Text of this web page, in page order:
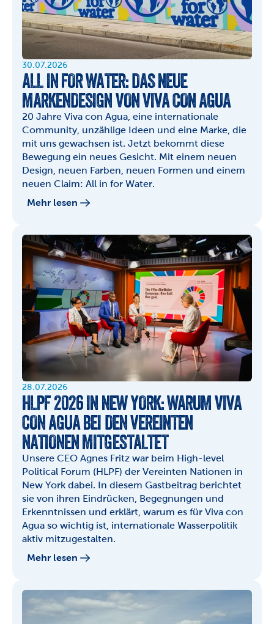
30.07.2026
ALL IN FOR WATER: DAS NEUE
MARKENDESIGN VON VIVA CON AGUA
20 Jahre Viva con Agua, eine internationale
Community, unzählige Ideen und eine Marke, die
mit uns gewachsen ist. Jetzt bekommt diese
Bewegung ein neues Gesicht. Mit einem neuen
Design, neuen Farben, neuen Formen und einem
neuen Claim: All in for Water.
Mehr lesen
28.07.2026
HLPF 2026 IN NEW YORK: WARUM VIVA
CON AGUA BEI DEN VEREINTEN
NATIONEN MITGESTALTET
Unsere CEO Agnes Fritz war beim High-level
Political Forum (HLPF) der Vereinten Nationen in
New York dabei. In diesem Gastbeitrag berichtet
sie von ihren Eindrücken, Begegnungen und
Erkenntnissen und erklärt, warum es für Viva con
Agua so wichtig ist, internationale Wasserpolitik
aktiv mitzugestalten.
Mehr lesen